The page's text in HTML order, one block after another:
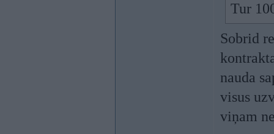
Tur
Sobrid
nauda
visus
viņam